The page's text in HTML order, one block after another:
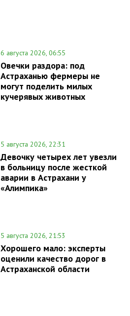
6 августа 2026, 06:55
Овечки раздора: под
Астраханью фермеры не
могут поделить милых
кучерявых животных
5 августа 2026, 22:31
Девочку четырех лет увезли
в больницу после жесткой
аварии в Астрахани у
«Алимпика»
5 августа 2026, 21:53
Хорошего мало: эксперты
оценили качество дорог в
Астраханской области